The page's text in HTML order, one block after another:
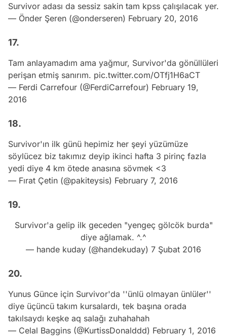
Survivor adası da sessiz sakin tam kpss çalışılacak yer.
— Önder Şeren (@onderseren) February 20, 2016
17.
Tam anlayamadım ama yağmur, Survivor'da gönüllüleri
perişan etmiş sanırım. pic.twitter.com/OTfj1H6aCT
— Ferdi Carrefour (@FerdiCarrefour) February 19,
2016
18.
Survivor'ın ilk günü hepimiz her şeyi yüzümüze
söylücez biz takımız deyip ikinci hafta 3 pirinç fazla
yedi diye 4 km ötede anasına sövmek <3
— Fırat Çetin (@pakiteysis) February 7, 2016
19.
Survivor'a gelip ilk geceden "yengeç gölcök burda"
diye ağlamak. ^.^
— hande kuday (@handekuday) 7 Şubat 2016
20.
Yunus Günce için Survivor'da ''ünlü olmayan ünlüler''
diye üçüncü takım kursalardı, tek başına orada
takılsaydı keşke aq salağı zuhahahah
— Celal Baggins (@KurtissDonalddd) February 1, 2016